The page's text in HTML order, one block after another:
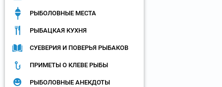
РЫБОЛОВНЫЕ МЕСТА
РЫБАЦКАЯ КУХНЯ
СУЕВЕРИЯ И ПОВЕРЬЯ РЫБАКОВ
ПРИМЕТЫ О КЛЕВЕ РЫБЫ
РЫБОЛОВНЫЕ АНЕКДОТЫ